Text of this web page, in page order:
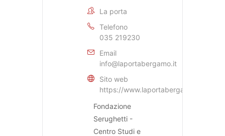
La porta
Telefono
035 219230
Email
info@laportabergamo.it
Sito web
https://www.laportabergamo.it
Fondazione
Serughetti -
Centro Studi e